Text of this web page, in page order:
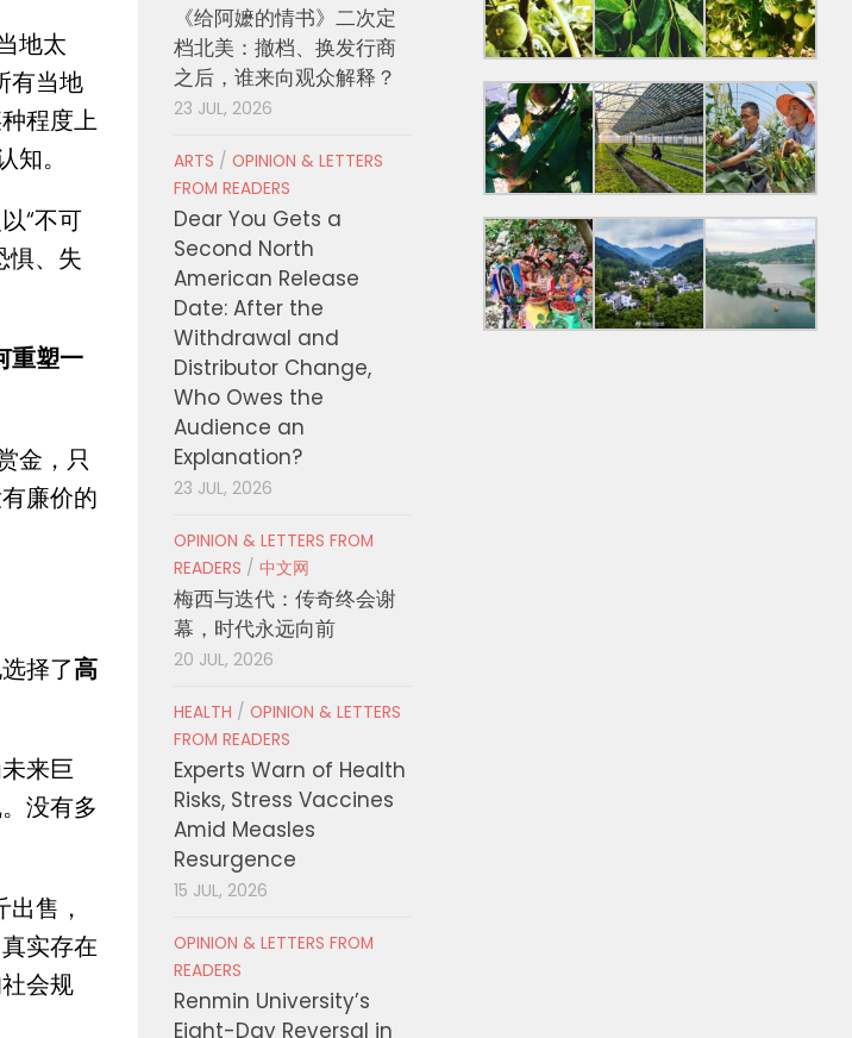
地太
有当地
程度上
。
“不可
惧、失
重塑一
金，只
廉价的
择了高
来巨
没有多
售，
实存在
会规
《给阿嬷的情书》二次定
档北美：撤档、换发行商
之后，谁来向观众解释？
23 JUL, 2026
ARTS / OPINION & LETTERS
FROM READERS
Dear You Gets a
Second North
American Release
Date: After the
Withdrawal and
Distributor Change,
Who Owes the
Audience an
Explanation?
23 JUL, 2026
OPINION & LETTERS FROM
READERS / 中文网
梅西与迭代：传奇终会谢
幕，时代永远向前
20 JUL, 2026
HEALTH / OPINION & LETTERS
FROM READERS
Experts Warn of Health
Risks, Stress Vaccines
Amid Measles
Resurgence
15 JUL, 2026
OPINION & LETTERS FROM
READERS
Renmin University’s
Eight-Day Reversal in